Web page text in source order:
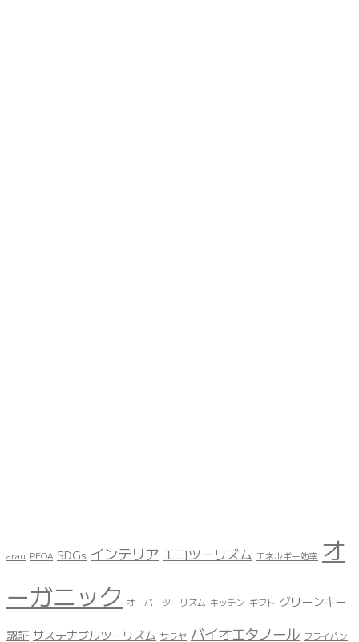
arau PFOA SDGs インテリア エコツーリズム エネルギー効率 オ
ーガニック オーバーツーリズム キッチン ギフト グリーンキー
認証 サステナブルツーリズム サラヤ バイオエタノール フライパン